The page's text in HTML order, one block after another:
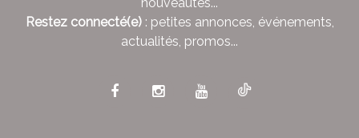
Restez connecté(e): petites annonces, événements,
actualités, promos...